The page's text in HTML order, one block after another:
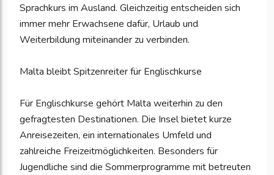
Sprachkurs im Ausland. Gleichzeitig entscheiden sich
immer mehr Erwachsene dafür, Urlaub und
Weiterbildung miteinander zu verbinden.
Malta bleibt Spitzenreiter für Englischkurse
Für Englischkurse gehört Malta weiterhin zu den
gefragtesten Destinationen. Die Insel bietet kurze
Anreisezeiten, ein internationales Umfeld und
zahlreiche Freizeitmöglichkeiten. Besonders für
Jugendliche sind die Sommerprogramme mit betreuten